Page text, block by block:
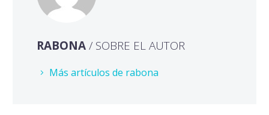
RABONA/ SOBRE EL AUTOR
Más artículos de rabona